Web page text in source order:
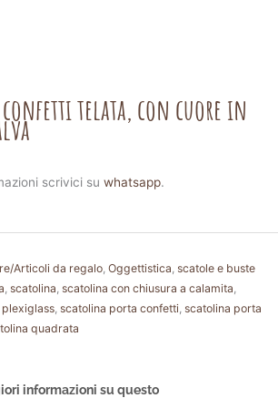
telata, con cuore in
scrivici su whatsapp.
Articoli da regalo Oggettistica scatole e buste
scatolina scatolina con chiusura a calamita
plexiglass scatolina porta confetti scatolina porta
quadrata
informazioni su questo